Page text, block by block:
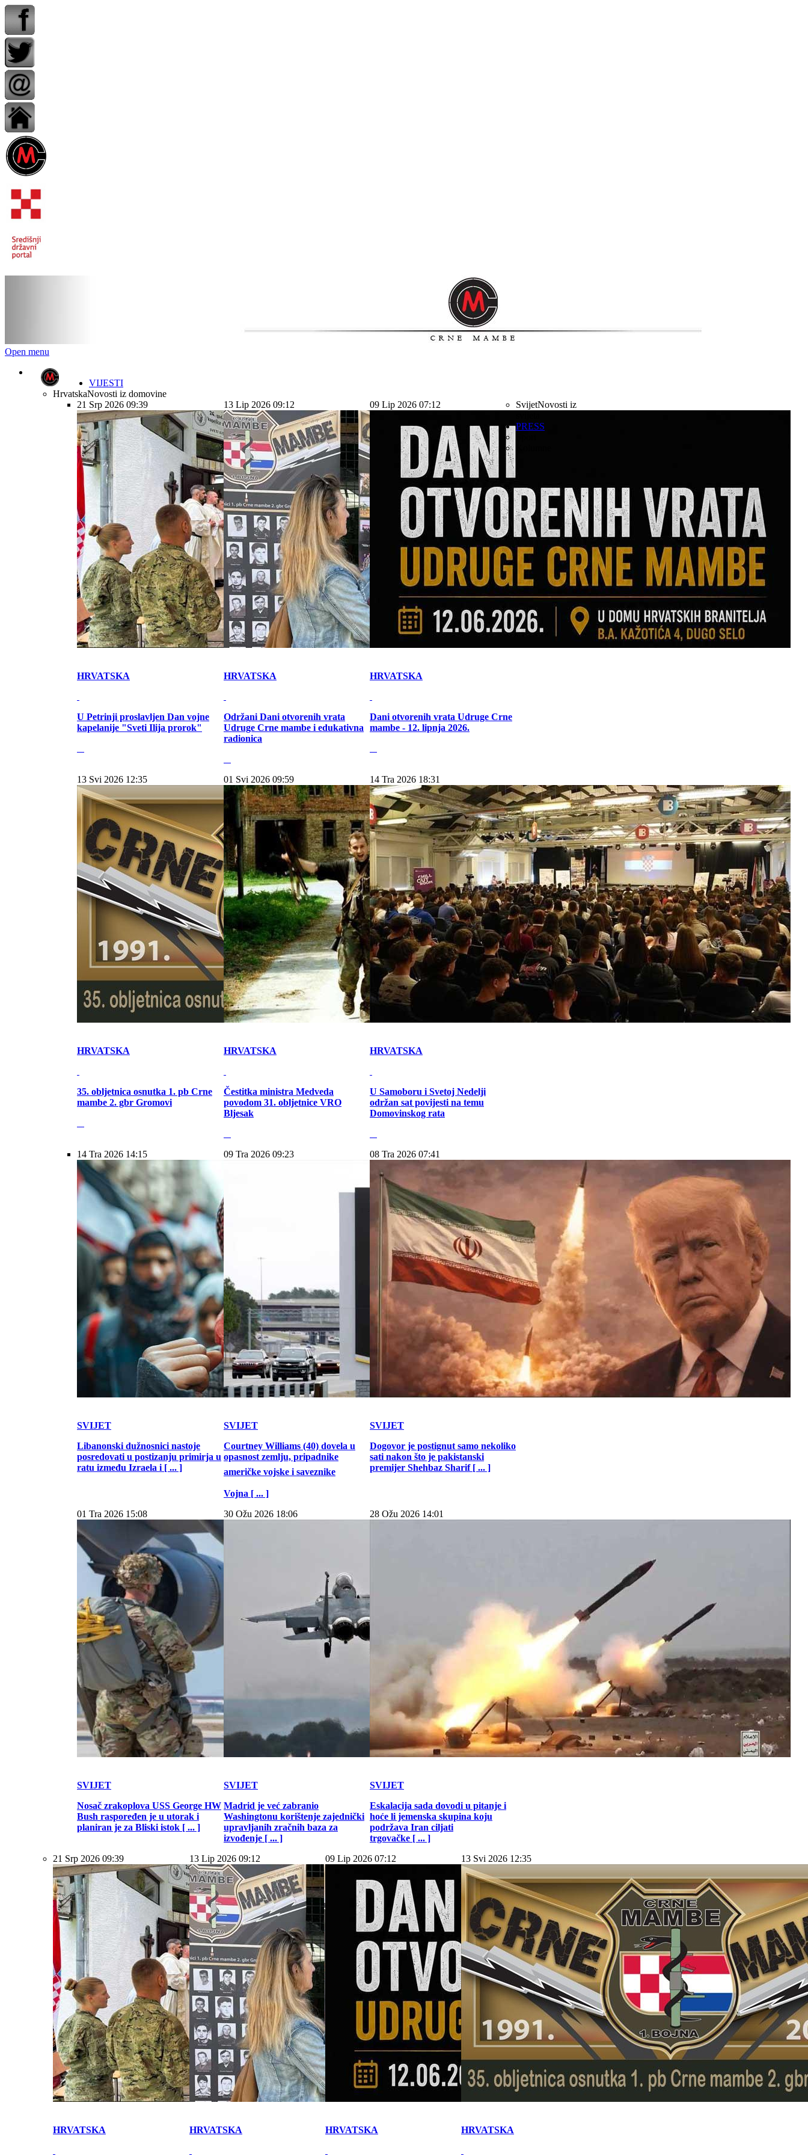
Open menu
VIJESTI
HrvatskaNovosti iz domovine
21 Srp 2026 09:39
HRVATSKA
U Petrinji proslavljen Dan vojne
kapelanije "Sveti Ilija prorok"
13 Lip 2026 09:12
HRVATSKA
Održani Dani otvorenih vrata
Udruge Crne mambe i edukativna
radionica
09 Lip 2026 07:12
HRVATSKA
Dani otvorenih vrata Udruge Crne
mambe - 12. lipnja 2026.
13 Svi 2026 12:35
HRVATSKA
35. obljetnica osnutka 1. pb Crne
mambe 2. gbr Gromovi
01 Svi 2026 09:59
HRVATSKA
Čestitka ministra Medveda
povodom 31. obljetnice VRO
Bljesak
14 Tra 2026 18:31
HRVATSKA
U Samoboru i Svetoj Nedelji
održan sat povijesti na temu
Domovinskog rata
SvijetNovosti iz
14 Tra 2026 14:15
SVIJET
Libanonski dužnosnici nastoje
posredovati u postizanju primirja u
ratu između Izraela i [ ... ]
09 Tra 2026 09:23
SVIJET
Courtney Williams (40) dovela u
opasnost zemlju, pripadnike
američke vojske i saveznike
Vojna [ ... ]
08 Tra 2026 07:41
SVIJET
Dogovor je postignut samo nekoliko
sati nakon što je pakistanski
premijer Shehbaz Sharif [ ... ]
01 Tra 2026 15:08
SVIJET
Nosač zrakoplova USS George HW
Bush raspoređen je u utorak i
planiran je za Bliski istok [ ... ]
30 Ožu 2026 18:06
SVIJET
Madrid je već zabranio
Washingtonu korištenje zajednički
upravljanih zračnih baza za
izvođenje [ ... ]
28 Ožu 2026 14:01
SVIJET
Eskalacija sada dovodi u pitanje i
hoće li jemenska skupina koju
podržava Iran ciljati
trgovačke [ ... ]
21 Srp 2026 09:39
HRVATSKA
13 Lip 2026 09:12
HRVATSKA
09 Lip 2026 07:12
HRVATSKA
13 Svi 2026 12:35
HRVATSKA
PRESS